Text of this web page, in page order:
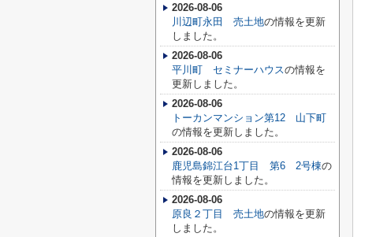
2026-08-06
川辺町永田 売土地の情報を更新
しました。
2026-08-06
平川町 セミナーハウスの情報を
更新しました。
2026-08-06
トーカンマンション第12 山下町
の情報を更新しました。
2026-08-06
鹿児島錦江台1丁目 第6 2号棟の
情報を更新しました。
2026-08-06
原良２丁目 売土地の情報を更新
しました。